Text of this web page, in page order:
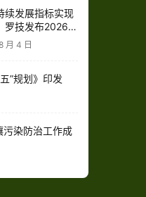
续发展指标实现
罗技发布2026财
报告
月 4 日
”规划》印发
污染防治工作成